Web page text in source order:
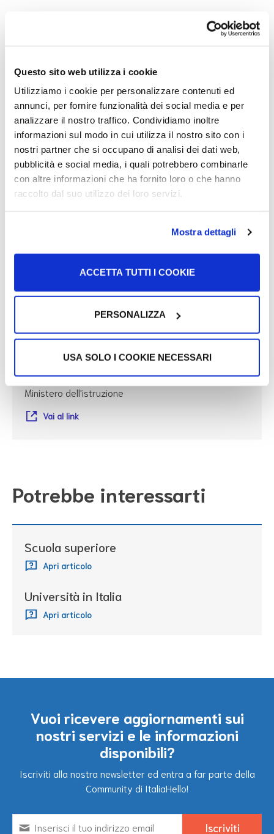
Questo sito web utilizza i cookie
Utilizziamo i cookie per personalizzare contenuti ed
annunci, per fornire funzionalità dei social media e per
analizzare il nostro traffico. Condividiamo inoltre
informazioni sul modo in cui utilizza il nostro sito con i
nostri partner che si occupano di analisi dei dati web,
pubblicità e social media, i quali potrebbero combinarle
con altre informazioni che ha fornito loro o che hanno
raccolto dal suo utilizzo dei loro servizi.
Mostra dettagli
ACCETTA TUTTI I COOKIE
PERSONALIZZA
USA SOLO I COOKIE NECESSARI
Scientifico – sezione a indirizzo
sportivo
Focus: scienze sportive in matematica, scienze fisiche e
naturali
Scienze umane
Focus: identità personale, relazioni umane e sociali come
pedagogia, psicologia e antropologia nella cultura europea
Scienze umane – opzione economico
Focus: materie giudiziarie, economiche e sociali
Iscrizioni online
Ministero dell'istruzione
Vai al link
Potrebbe interessarti
Scuola superiore
Apri articolo
Università in Italia
Apri articolo
Vuoi ricevere aggiornamenti sui
nostri servizi e le informazioni
disponibili?
Iscriviti alla nostra newsletter ed entra a far parte della
Community di ItaliaHello!